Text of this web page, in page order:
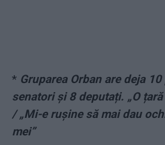
* Gruparea Orban are deja
senatori și 8 deputați. „O
/ „Mi-e rușine să mai dau
mei”